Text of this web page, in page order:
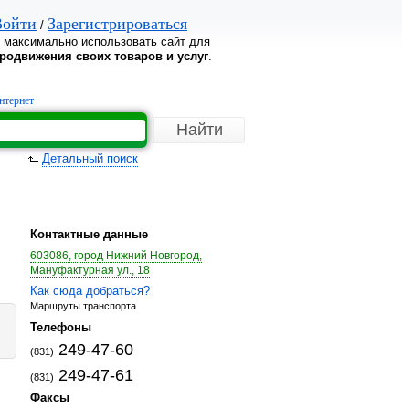
/ Зарегистрироваться
максимально использовать сайт для
своих товаров и услуг.
Детальный поиск
Контактные данные
603086, город Нижний Новгород,
Мануфактурная ул., 18
Как сюда добраться?
Маршруты транспорта
Телефоны
(831) 249-47-60
(831) 249-47-61
Факсы